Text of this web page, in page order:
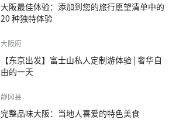
大阪最佳体验：添加到您的旅行愿望清单中的
20 种独特体验
大阪府
【东京出发】富士山私人定制游体验 | 奢华自
由的一天
静冈县
完整品味大阪：当地人喜爱的特色美食